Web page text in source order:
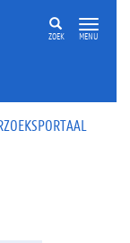
ZOEK MENU